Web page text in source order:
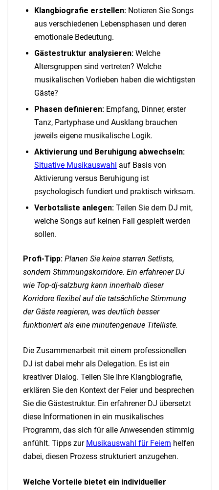
Klangbiografie erstellen: Notieren Sie Songs
aus verschiedenen Lebensphasen und deren
emotionale Bedeutung.
Gästestruktur analysieren: Welche
Altersgruppen sind vertreten? Welche
musikalischen Vorlieben haben die wichtigsten
Gäste?
Phasen definieren: Empfang, Dinner, erster
Tanz, Partyphase und Ausklang brauchen
jeweils eigene musikalische Logik.
Aktivierung und Beruhigung abwechseln:
Situative Musikauswahl auf Basis von
Aktivierung versus Beruhigung ist
psychologisch fundiert und praktisch wirksam.
Verbotsliste anlegen: Teilen Sie dem DJ mit,
welche Songs auf keinen Fall gespielt werden
sollen.
Profi-Tipp: Planen Sie keine starren Setlists,
sondern Stimmungskorridore. Ein erfahrener DJ
wie Top-dj-salzburg kann innerhalb dieser
Korridore flexibel auf die tatsächliche Stimmung
der Gäste reagieren, was deutlich besser
funktioniert als eine minutengenaue Titelliste.
Die Zusammenarbeit mit einem professionellen
DJ ist dabei mehr als Delegation. Es ist ein
kreativer Dialog. Teilen Sie Ihre Klangbiografie,
erklären Sie den Kontext der Feier und besprechen
Sie die Gästestruktur. Ein erfahrener DJ übersetzt
diese Informationen in ein musikalisches
Programm, das sich für alle Anwesenden stimmig
anfühlt. Tipps zur Musikauswahl für Feiern helfen
dabei, diesen Prozess strukturiert anzugehen.
Welche Vorteile bietet ein individueller